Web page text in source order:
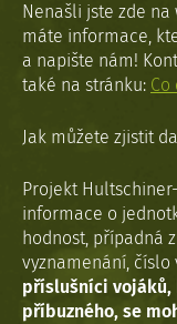
Nenašli jste zde
máte informace,
a napište nám!
také na stránku:
Jak můžete zjistit
Projekt
informace o
hodnost, případná
vyznamenání, číslo
příslušníci vojáků,
příbuzného, se